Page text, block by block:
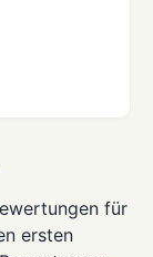
für
ersten